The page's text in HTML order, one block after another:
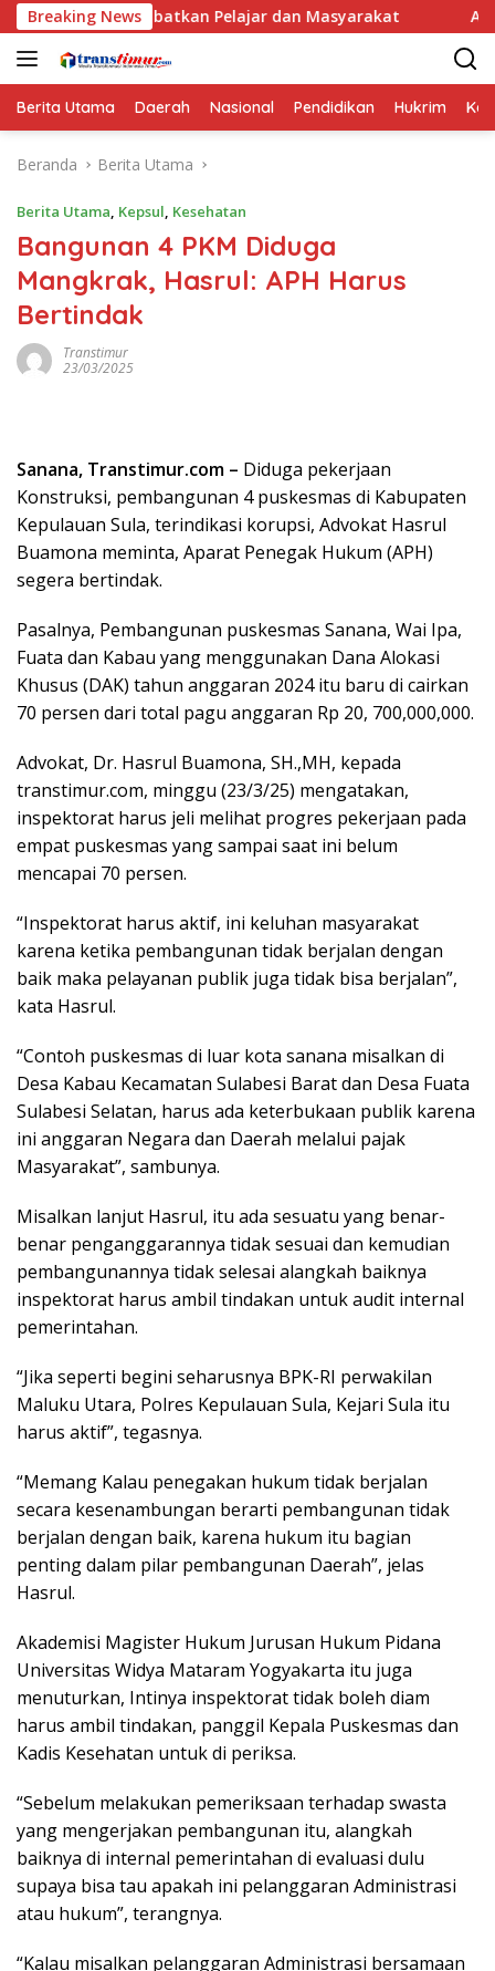
Langsung
ke
konten
Breaking News
Libatkan Pelajar dan Masyarakat Aset Pemda Sula
Berita Utama Daerah Nasional Pendidikan Hukrim
Beranda Berita Utama
Berita Utama, Kepsul, Kesehatan
Bangunan 4 PKM Diduga
Mangkrak, Hasrul: APH Harus
Bertindak
Transtimur
23/03/2025
Sanana, Transtimur.com – Diduga pekerjaan
Konstruksi, pembangunan 4 puskesmas di Kabupaten
Kepulauan Sula, terindikasi korupsi, Advokat Hasrul
Buamona meminta, Aparat Penegak Hukum (APH)
segera bertindak.
Pasalnya, Pembangunan puskesmas Sanana, Wai Ipa,
Fuata dan Kabau yang menggunakan Dana Alokasi
Khusus (DAK) tahun anggaran 2024 itu baru di cairkan
70 persen dari total pagu anggaran Rp 20, 700,000,000.
Advokat, Dr. Hasrul Buamona, SH.,MH, kepada
transtimur.com, minggu (23/3/25) mengatakan,
inspektorat harus jeli melihat progres pekerjaan pada
empat puskesmas yang sampai saat ini belum
mencapai 70 persen.
“Inspektorat harus aktif, ini keluhan masyarakat
karena ketika pembangunan tidak berjalan dengan
baik maka pelayanan publik juga tidak bisa berjalan”,
kata Hasrul.
“Contoh puskesmas di luar kota sanana misalkan di
Desa Kabau Kecamatan Sulabesi Barat dan Desa Fuata
Sulabesi Selatan, harus ada keterbukaan publik karena
ini anggaran Negara dan Daerah melalui pajak
Masyarakat”, sambunya.
Misalkan lanjut Hasrul, itu ada sesuatu yang benar-
benar penganggarannya tidak sesuai dan kemudian
pembangunannya tidak selesai alangkah baiknya
inspektorat harus ambil tindakan untuk audit internal
pemerintahan.
“Jika seperti begini seharusnya BPK-RI perwakilan
Maluku Utara, Polres Kepulauan Sula, Kejari Sula itu
harus aktif”, tegasnya.
“Memang Kalau penegakan hukum tidak berjalan
secara kesenambungan berarti pembangunan tidak
berjalan dengan baik, karena hukum itu bagian
penting dalam pilar pembangunan Daerah”, jelas
Hasrul.
Akademisi Magister Hukum Jurusan Hukum Pidana
Universitas Widya Mataram Yogyakarta itu juga
menuturkan, Intinya inspektorat tidak boleh diam
harus ambil tindakan, panggil Kepala Puskesmas dan
Kadis Kesehatan untuk di periksa.
“Sebelum melakukan pemeriksaan terhadap swasta
yang mengerjakan pembangunan itu, alangkah
baiknya di internal pemerintahan di evaluasi dulu
supaya bisa tau apakah ini pelanggaran Administrasi
atau hukum”, terangnya.
“Kalau misalkan pelanggaran Administrasi bersamaan